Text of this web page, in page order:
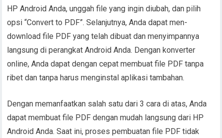
HP Android Anda, unggah file yang ingin diubah, dan pilih
opsi “Convert to PDF”. Selanjutnya, Anda dapat men-
download file PDF yang telah dibuat dan menyimpannya
langsung di perangkat Android Anda. Dengan konverter
online, Anda dapat dengan cepat membuat file PDF tanpa
ribet dan tanpa harus menginstal aplikasi tambahan.
Dengan memanfaatkan salah satu dari 3 cara di atas, Anda
dapat membuat file PDF dengan mudah langsung dari HP
Android Anda. Saat ini, proses pembuatan file PDF tidak